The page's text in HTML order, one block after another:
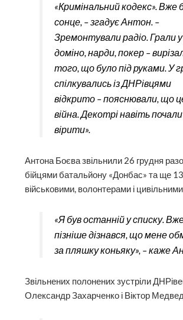
«Кримінальний кодекс». Вже
сонце, – згадує Антон. –
Зремонтували радіо. Грали у
доміно, нарди, покер –
того, що було під руками. У
спілкувались із ДНРівцями
відкрито – пояснювали, що
війна. Декотрі навіть
вірити».
Антона Боєва звільнили 26 грудня
бійцями батальйону «Донбас» та ще
військовими, волонтерами і
«Я був останній у списку.
пізніше дізнався, що мене
за пляшку коньяку», – каже
Звільнених полонених зустріли
Олександр Захарченко і Віктор